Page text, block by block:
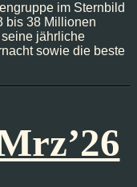
im Sternbild
bis 38 Millionen
jährliche
sowie die beste